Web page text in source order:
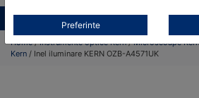
Toate produsele
Home/Instrumente optice Kern/Microscoape Kern
Kern / Inel iluminare KERN OZB-A4571UK
Preferinte